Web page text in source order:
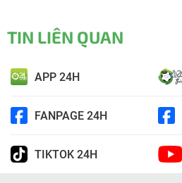
TIN LIÊN QUAN
APP 24H
FANPAGE 24H
TIKTOK 24H